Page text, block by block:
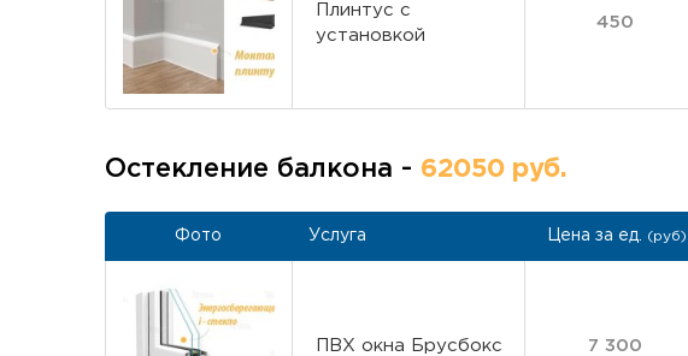
Плинтус с
установкой
450
Остекление балкона - 62050 руб.
Фото Услуга Цена за ед. (руб)
ПВХ окна Брусбокс 7 300